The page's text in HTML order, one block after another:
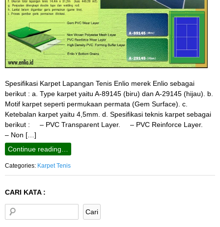
Spesifikasi Karpet Lapangan Tenis Enlio merek Enlio sebagai
berikut : a. Type karpet yaitu A-89145 (biru) dan A-29145 (hijau). b.
Motif karpet seperti permukaan permata (Gem Surface). c.
Ketebalan karpet yaitu 4,5mm. d. Spesifikasi teknis karpet sebagai
berikut : – PVC Transparent Layer. – PVC Reinforce Layer.
– Non […]
Continue reading…
Categories: Karpet Tenis
CARI KATA :